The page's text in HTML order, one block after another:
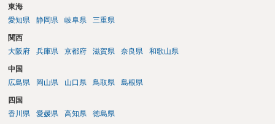
東海
愛知県
静岡県 岐阜県 三重県
関西
大阪府
兵庫県 京都府 滋賀県 奈良県 和歌山県
中国
広島県
岡山県 山口県 鳥取県 島根県
四国
香川県
愛媛県 高知県 徳島県